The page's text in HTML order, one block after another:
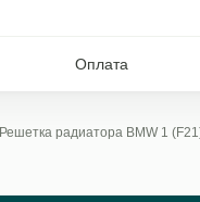
Оплата
Решетка радиатора BMW 1